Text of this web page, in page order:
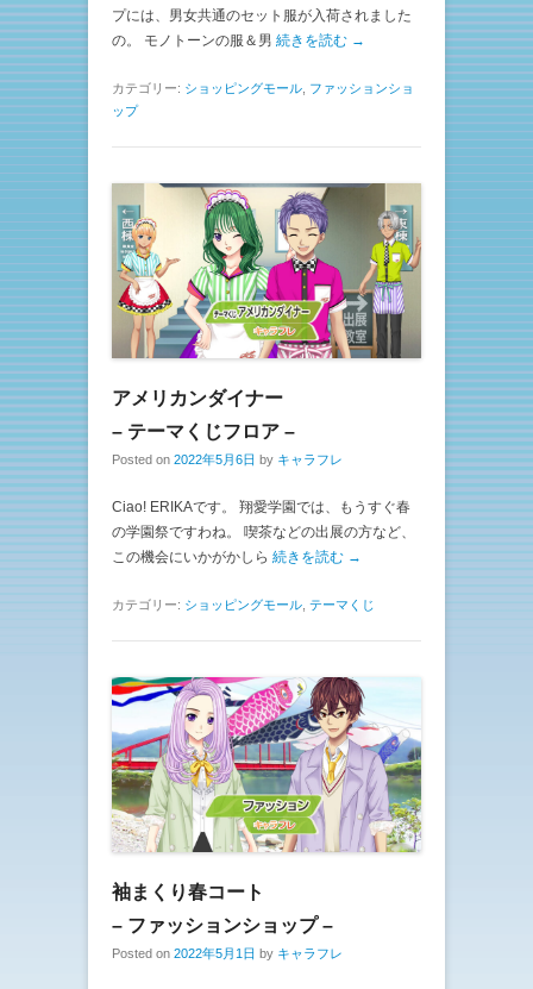
プには、男女共通のセット服が入荷されました
の。 モノトーンの服＆男 続きを読む →
カテゴリー: ショッピングモール ファッションショ
ップ
アメリカンダイナー
– テーマくじフロア –
Posted on 2022年5月6日 by キャラフレ
Ciao! ERIKAです。 翔愛学園では、もうすぐ春
の学園祭ですわね。 喫茶などの出展の方など、
この機会にいかがかしら 続きを読む →
カテゴリー: ショッピングモール テーマくじ
袖まくり春コート
– ファッションショップ –
Posted on 2022年5月1日 by キャラフレ